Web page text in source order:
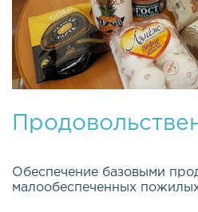
Обеспечение базовыми
малообеспеченных